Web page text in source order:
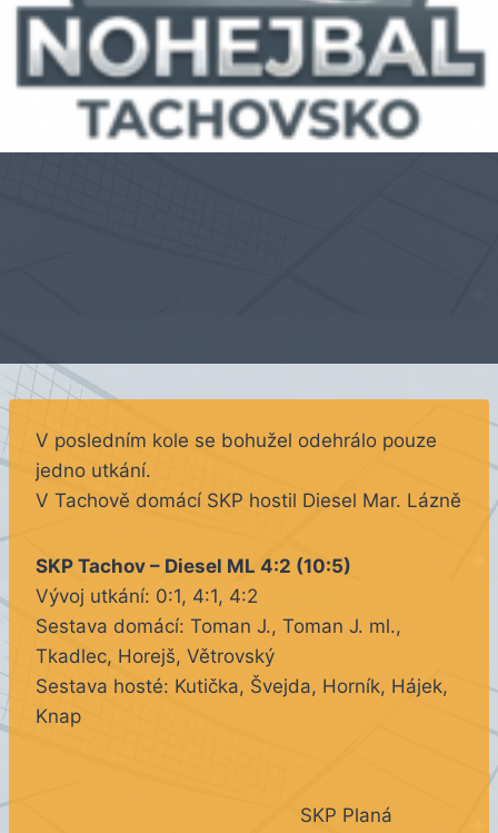
V posledním kole se bohužel odehrálo pouze
jedno utkání.
V Tachově domácí SKP hostil Diesel Mar. Lázně
SKP Tachov – Diesel ML 4:2 (10:5)
Vývoj utkání: 0:1, 4:1, 4:2
Sestava domácí: Toman J., Toman J. ml.,
Tkadlec, Horejš, Větrovský
Sestava hosté: Kutička, Švejda, Horník, Hájek,
Knap
SKP Planá